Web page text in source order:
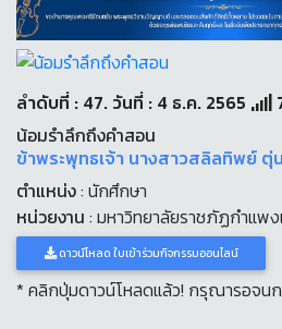
ลำดับที่ : 47. วันที่ : 4 ธ.ค. 2565
น้อมรำลึกถึงคำสอน
ข้าพระพุทธเจ้า นางสาวสลิลทิพย์ ตุ่
ตำแหน่ง: นักศึกษา
หน่วยงาน : มหาวิทยาลัยราชภัฏกำแพ
ดาวน์โหลด ใบเข้าร่วมกิจกรรมออนไลน์
* คลิกปุ่มดาวน์โหลดแล้ว! กรุณารอจน